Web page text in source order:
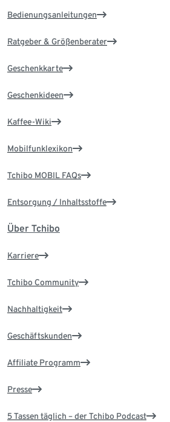
Bedienungsanleitungen
Ratgeber & Größenberater
Geschenkkarte
Geschenkideen
Kaffee-Wiki
Mobilfunklexikon
Tchibo MOBIL FAQs
Entsorgung / Inhaltsstoffe
Über Tchibo
Karriere
Tchibo Community
Nachhaltigkeit
Geschäftskunden
Affiliate Programm
Presse
5 Tassen täglich – der Tchibo Podcast